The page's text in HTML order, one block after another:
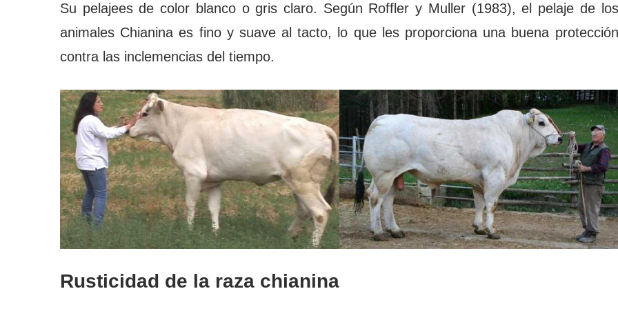
Su pelajees de color blanco o gris claro. Según Roffler y Muller (1983), el pelaje de los
animales Chianina es fino y suave al tacto, lo que les proporciona una buena protección
contra las inclemencias del tiempo.
Rusticidad de la raza chianina